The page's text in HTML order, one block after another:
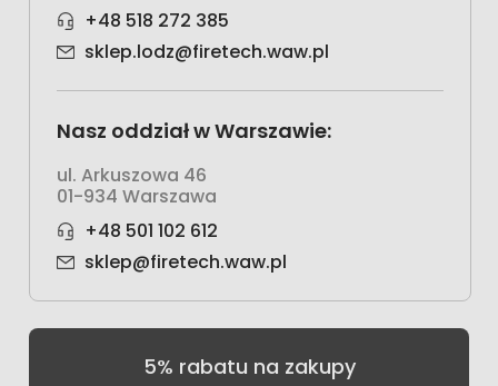
+48 518 272 385
sklep.lodz@firetech.waw.pl
Nasz oddział w Warszawie:
ul. Arkuszowa 46
01-934 Warszawa
+48 501 102 612
sklep@firetech.waw.pl
5% rabatu na zakupy